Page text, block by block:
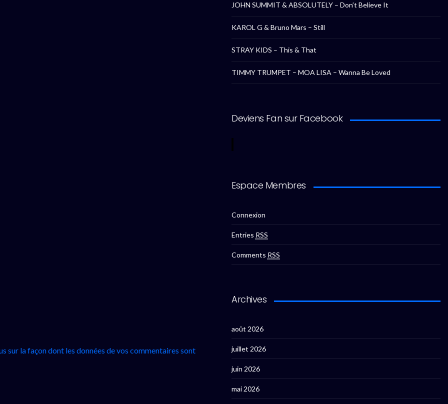
sur la façon dont les données de vos commentaires sont
JOHN SUMMIT & ABSOLUTELY – Don’t Believe It
KAROL G & Bruno Mars – Still
STRAY KIDS – This & That
TIMMY TRUMPET – MOA LISA – Wanna Be Loved
Deviens Fan sur Facebook
Espace Membres
Connexion
Entries RSS
Comments RSS
Archives
août 2026
juillet 2026
juin 2026
mai 2026